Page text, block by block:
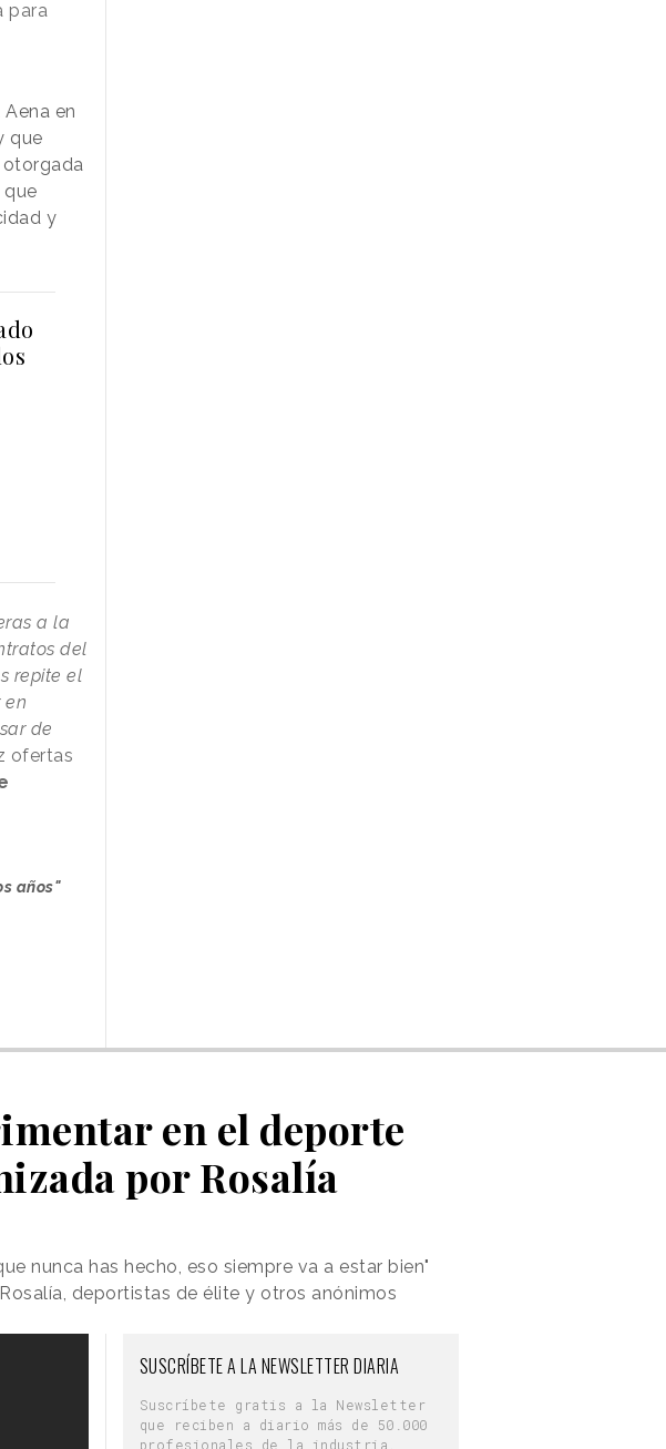
para
en
que
que
y
a la
del
repite el
en
de
ofertas
años"
en el deporte
por Rosalía
nunca has hecho, eso siempre va a estar bien"
deportistas de élite y otros anónimos
SUSCRÍBETE A LA NEWSLETTER DIARIA
Suscríbete gratis a la Newsletter
que reciben a diario más de 50.000
profesionales de la industria.